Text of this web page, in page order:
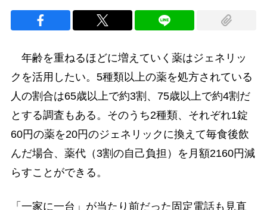
年齢を重ねるほどに増えていく薬はジェネリッ
クを活用したい。5種類以上の薬を処方されている
人の割合は65歳以上で約3割、75歳以上で約4割だ
とする調査もある。そのうち2種類、それぞれ1錠
60円の薬を20円のジェネリックに換えて毎食後飲
んだ場合、薬代（3割の自己負担）を月額2160円減
らすことができる。
「一家に一台」が当たり前だった固定電話も見直